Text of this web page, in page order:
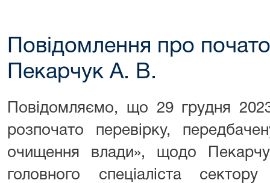
Повідомлення про
Пекарчук А. В.
Повідомляємо, що 29 грудня
розпочато перевірку,
очищення влади», щодо
головного спеціаліста сектору